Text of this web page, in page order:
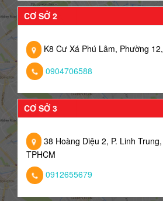
CƠ SỞ 2
K8 Cư Xá Phú Lâm, Phường
0904706588
CƠ SỞ 3
38 Hoàng Diệu 2, P. Linh
TPHCM
0912655679